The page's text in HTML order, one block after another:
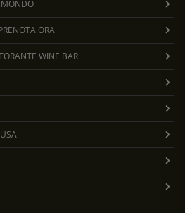
MONDO
ORA
WINE BAR